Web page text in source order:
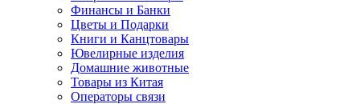
Финансы и Банки
Цветы и Подарки
Книги и Канцтовары
Ювелирные изделия
Домашние животные
Товары из Китая
Операторы связи